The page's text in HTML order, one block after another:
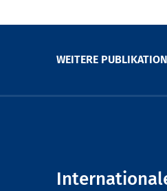
WEITERE